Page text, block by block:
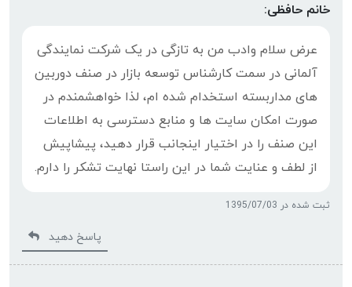
خانم حافظی:
عرض سلام وادب من به تازگی در یک شرکت نمایندگی
آلمانی در سمت کارشناس توسعه بازار در صنف دوربین
های مداربسته استخدام شده ام، لذا خواهشمندم در
صورت امکان سایت ها و منابع دسترسی به اطلاعات
این صنف را در اختیار اینجانب قرار دهید، پیشاپیش
از لطف و عنایت شما در این راستا نهایت تشکر را دارم.
ثبت شده در 1395/07/03
پاسخ دهید